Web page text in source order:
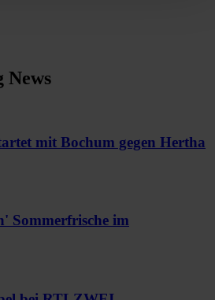
News
mit Bochum gegen Hertha
Sommerfrische im